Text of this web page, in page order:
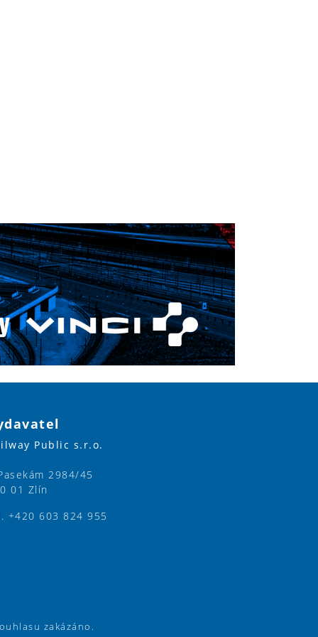
Public s.r.o.
2984/45
01 Zlín
+420 603 824 955
zakázáno.